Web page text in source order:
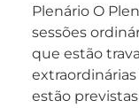
Plenário O
sessões
que estão
extraordinárias
estão